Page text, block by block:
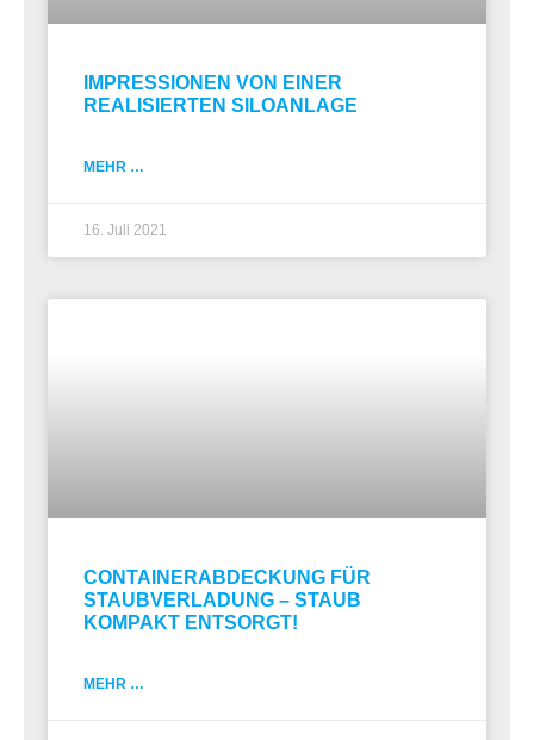
IMPRESSIONEN VON EINER
REALISIERTEN SILOANLAGE
MEHR …
16. Juli 2021
CONTAINERABDECKUNG FÜR
STAUBVERLADUNG – STAUB
KOMPAKT ENTSORGT!
MEHR …